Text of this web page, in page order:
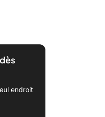
endroit